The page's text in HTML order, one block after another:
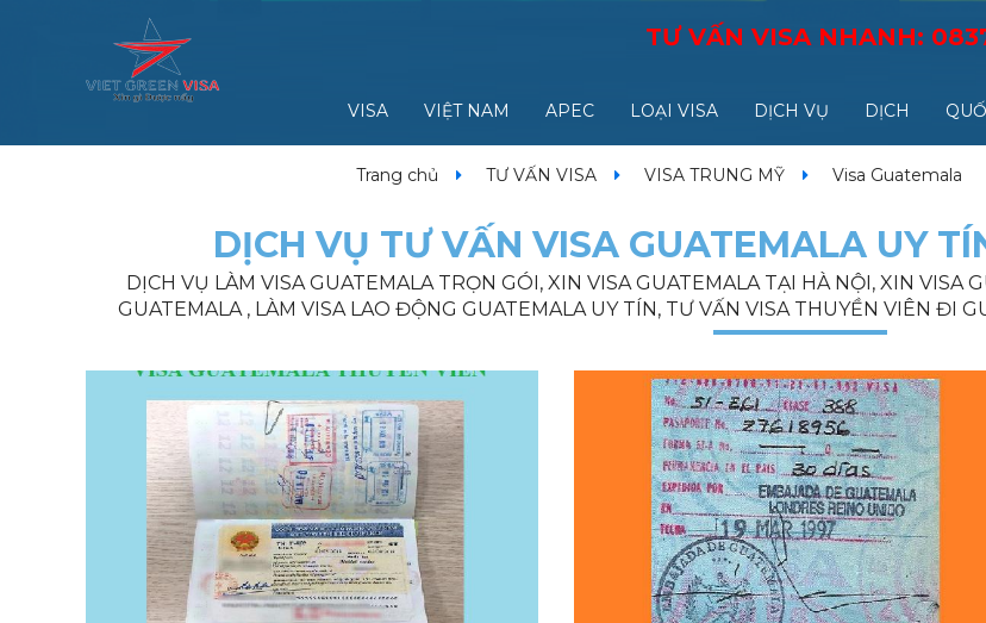
TƯ VẤN VISA NHANH:
VISA VIỆT NAM APEC LOẠI VISA DỊCH VỤ DỊCH
Trang chủ TƯ VẤN VISA VISA TRUNG MỸ Visa Guatemala
DỊCH VỤ TƯ VẤN VISA GUATEMALA UY
DỊCH VỤ LÀM VISA GUATEMALA TRỌN GÓI, XIN VISA GUATEMALA TẠI HÀ NỘI, XIN VISA
GUATEMALA , LÀM VISA LAO ĐỘNG GUATEMALA UY TÍN, TƯ VẤN VISA THUYỀN VIÊN ĐI